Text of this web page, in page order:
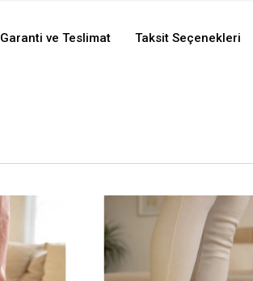
Garanti ve Teslimat Taksit Seçenekleri